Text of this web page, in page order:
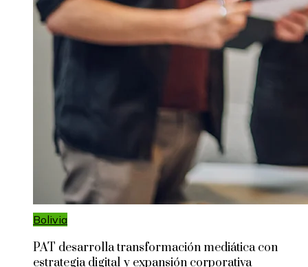
Bolivia
PAT desarrolla transformación mediática con
estrategia digital y expansión corporativa